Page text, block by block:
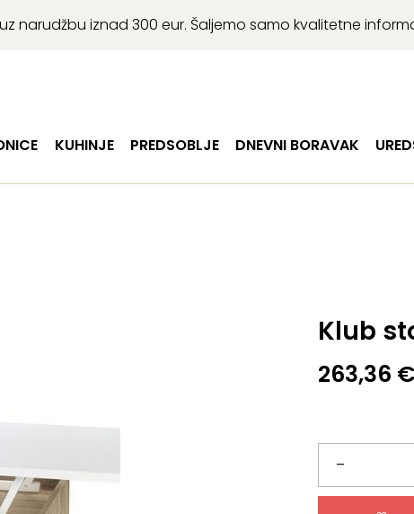
narudžbu iznad 300 eur. Šaljemo samo kvalitetne
KUHINJE PREDSOBLJE DNEVNI BORAVAK
Klub
263,36 €
–
Klub
stolić